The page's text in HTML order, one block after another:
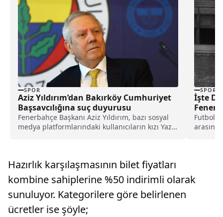
SPOR
Aziz Yıldırım’dan Bakırköy Cumhuriyet
Başsavcılığına suç duyurusu
Fenerbahçe Başkanı Aziz Yıldırım, bazı sosyal
medya platformlarındaki kullanıcıların kızı Yaz
SPOR
İşte
Sırada?
Hazırlık karşılaşmasının bilet fiyatları
kombine sahiplerine %50 indirimli olarak
sunuluyor. Kategorilere göre belirlenen
ücretler ise şöyle;